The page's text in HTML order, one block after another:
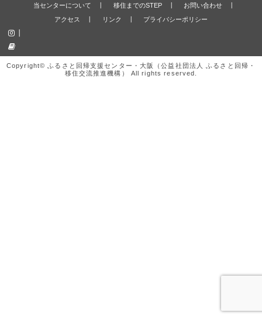
当センターについて 移住までのSTEP
お問い合わせ
アクセス
リンク プライバシーポリシー
Copyright© ふるさと回帰支援センター・大阪（公益社団法人 ふるさと回帰・
移住交流推進機構） All rights reserved.